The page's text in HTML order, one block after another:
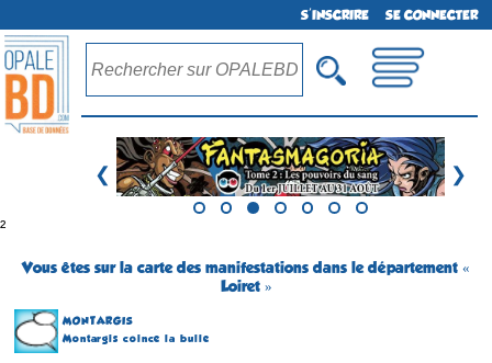
S'INSCRIRE SE CONNECTER
❮ ❯
²
Vous êtes sur la carte des manifestations dans le département «
Loiret »
MONTARGIS
Montargis coince la bulle